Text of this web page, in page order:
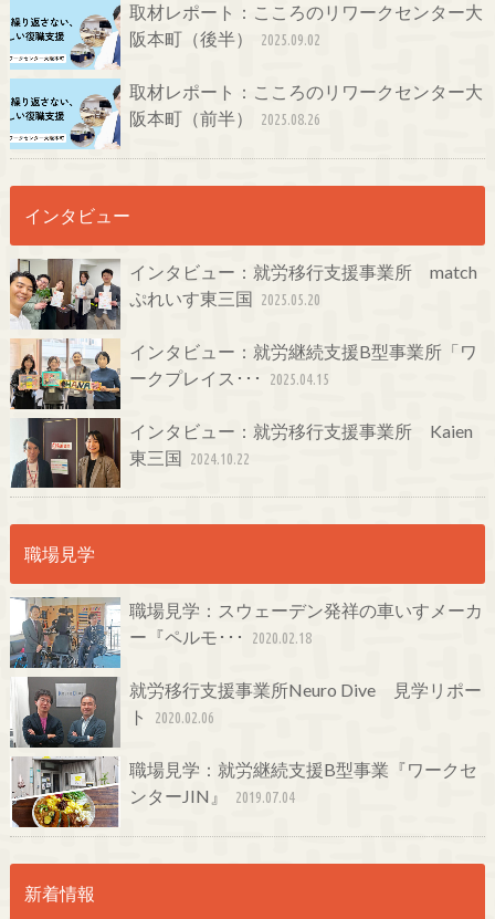
取材レポート：こころのリワークセンター大
阪本町（後半）
2025.09.02
取材レポート：こころのリワークセンター大
阪本町（前半）
2025.08.26
インタビュー
インタビュー：就労移行支援事業所 match
ぷれいす東三国 2025.05.20
インタビュー：就労継続支援B型事業所「ワ
ークプレイス･･･
2025.04.15
インタビュー：就労移行支援事業所 Kaien
東三国 2024.10.22
職場見学
職場見学：スウェーデン発祥の車いすメーカ
ー『ペルモ･･･
2020.02.18
就労移行支援事業所Neuro Dive 見学リポー
ト
2020.02.06
職場見学：就労継続支援B型事業『ワークセ
ンターJIN』
2019.07.04
新着情報